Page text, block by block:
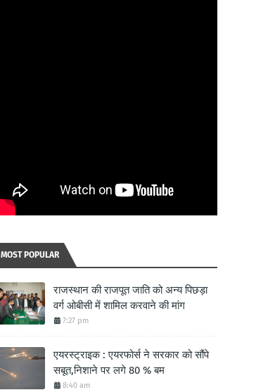
MOST POPULAR
राजस्थान की राजपूत जाति को अन्य पिछड़ा
वर्ग ओबीसी में शामिल करवाने की मांग
7:27 pm
एयरस्ट्राइक : एयरफोर्स ने सरकार को सौंपे
सबूत,निशाने पर लगे 80 % बम
8:40 am